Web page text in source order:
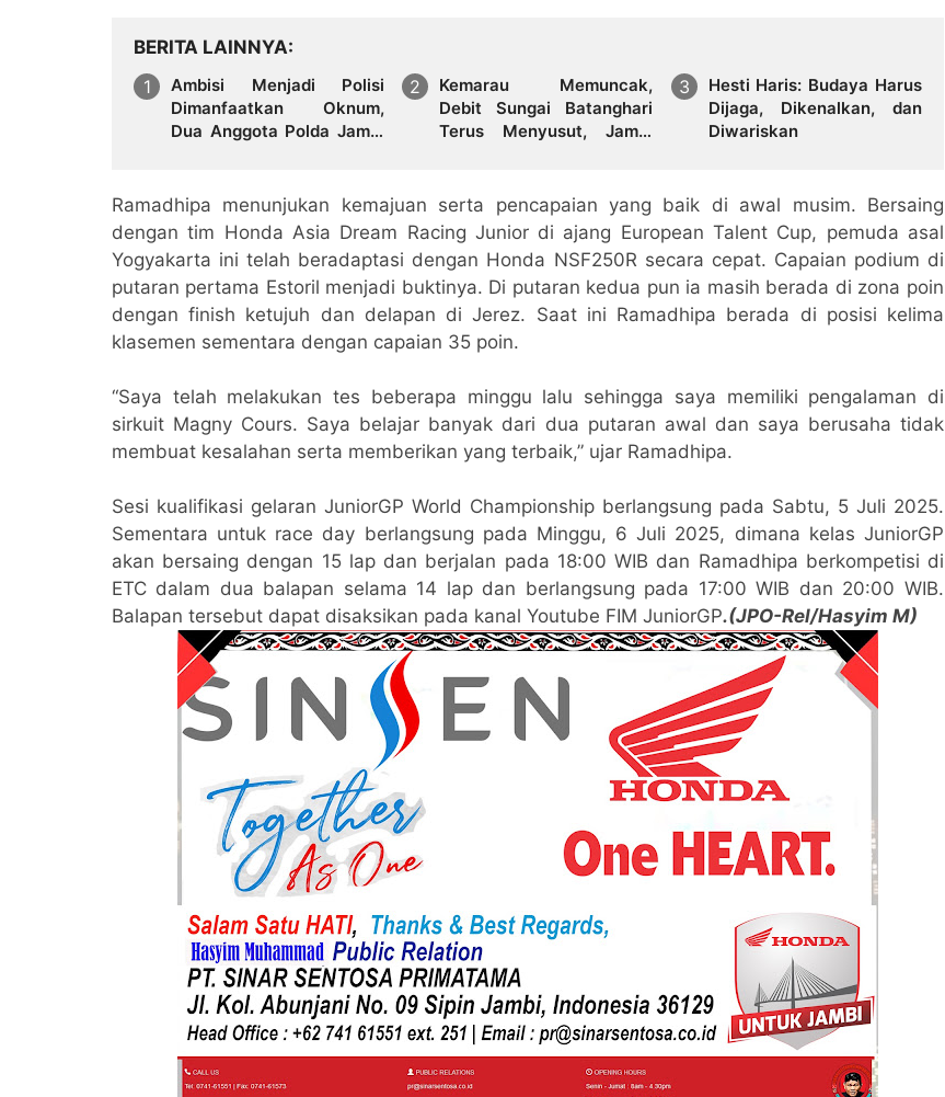
BERITA LAINNYA
Ambisi Menjadi Polisi
Dimanfaatkan Oknum,
Dua Anggota Polda Jambi
Kemarau Memuncak,
Debit Sungai Batanghari
Terus Menyusut, Jambi
Hesti Haris: Budaya Harus
Dijaga, Dikenalkan, dan
Diwariskan
Ramadhipa menunjukan kemajuan serta pencapaian yang baik di awal musim. Bersaing
dengan tim Honda Asia Dream Racing Junior di ajang European Talent Cup, pemuda asal
Yogyakarta ini telah beradaptasi dengan Honda NSF250R secara cepat. Capaian podium di
putaran pertama Estoril menjadi buktinya. Di putaran kedua pun ia masih berada di zona poin
dengan finish ketujuh dan delapan di Jerez. Saat ini Ramadhipa berada di posisi kelima
klasemen sementara dengan capaian 35 poin.
“Saya telah melakukan tes beberapa minggu lalu sehingga saya memiliki pengalaman di
sirkuit Magny Cours. Saya belajar banyak dari dua putaran awal dan saya berusaha tidak
membuat kesalahan serta memberikan yang terbaik,” ujar Ramadhipa.
Sesi kualifikasi gelaran JuniorGP World Championship berlangsung pada Sabtu, 5 Juli 2025.
Sementara untuk race day berlangsung pada Minggu, 6 Juli 2025, dimana kelas JuniorGP
akan bersaing dengan 15 lap dan berjalan pada 18:00 WIB dan Ramadhipa berkompetisi di
ETC dalam dua balapan selama 14 lap dan berlangsung pada 17:00 WIB dan 20:00 WIB.
Balapan tersebut dapat disaksikan pada kanal Youtube FIM JuniorGP.(JPO-Rel/Hasyim M)